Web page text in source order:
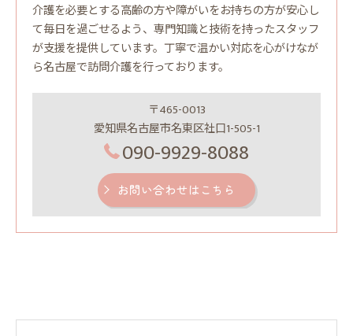
介護を必要とする高齢の方や障がいをお持ちの方が安心し
て毎日を過ごせるよう、専門知識と技術を持ったスタッフ
が支援を提供しています。丁寧で温かい対応を心がけなが
ら名古屋で訪問介護を行っております。
〒465-0013
愛知県名古屋市名東区社口1-505-1
090-9929-8088
お問い合わせはこちら